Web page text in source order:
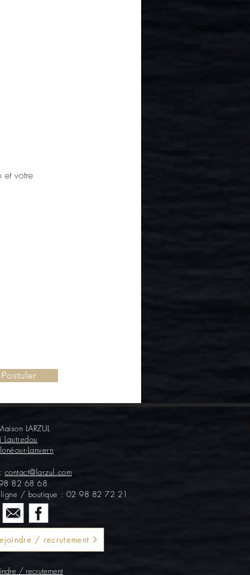
et votre
Postuler
LARZUL
Lautredou
Lanvern
contact@larzul.com
82 68 68
ligne / boutique : 02 98 82 72 21
/ recrutement
/ recrutement